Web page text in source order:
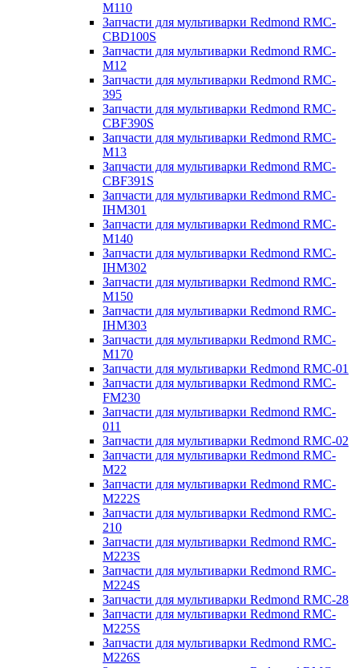
M110
Запчасти для мультиварки Redmond RMC-
CBD100S
Запчасти для мультиварки Redmond RMC-
M12
Запчасти для мультиварки Redmond RMC-
395
Запчасти для мультиварки Redmond RMC-
CBF390S
Запчасти для мультиварки Redmond RMC-
M13
Запчасти для мультиварки Redmond RMC-
CBF391S
Запчасти для мультиварки Redmond RMC-
IHM301
Запчасти для мультиварки Redmond RMC-
M140
Запчасти для мультиварки Redmond RMC-
IHM302
Запчасти для мультиварки Redmond RMC-
M150
Запчасти для мультиварки Redmond RMC-
IHM303
Запчасти для мультиварки Redmond RMC-
M170
Запчасти для мультиварки Redmond RMC-01
Запчасти для мультиварки Redmond RMC-
FM230
Запчасти для мультиварки Redmond RMC-
011
Запчасти для мультиварки Redmond RMC-02
Запчасти для мультиварки Redmond RMC-
M22
Запчасти для мультиварки Redmond RMC-
M222S
Запчасти для мультиварки Redmond RMC-
210
Запчасти для мультиварки Redmond RMC-
M223S
Запчасти для мультиварки Redmond RMC-
M224S
Запчасти для мультиварки Redmond RMC-28
Запчасти для мультиварки Redmond RMC-
M225S
Запчасти для мультиварки Redmond RMC-
M226S